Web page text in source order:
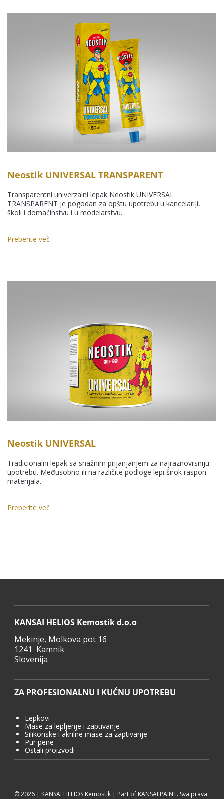
Neostik UNIVERSAL TRANSPARENT
Transparentni univerzalni lepak Neostik UNIVERSAL
TRANSPARENT je pogodan za opštu upotrebu u kancelariji,
školi i domaćinstvu i u modelarstvu.
Preberite več
Neostik UNIVERSAL
Tradicionalni lepak sa snažnim prijanjanjem za najraznovrsniju
upotrebu. Međusobno ili na različite podloge lepi širok raspon
materijala.
Preberite več
KANSAI HELIOS Kemostik d.o.o
Mekinje, Molkova pot 16
1241 Kamnik
Slovenija
ZA PROFESIONALNU I KUĆNU UPOTREBU
Lepkovi
Mase za lepljenje i zaptivanje
Silikonske i akrilne mase za zaptivanje
Pur pene
Ostali proizvodi
© 2026 | KANSAI HELIOS Kemostik | Part of KANSAI PAINT. Sva prava